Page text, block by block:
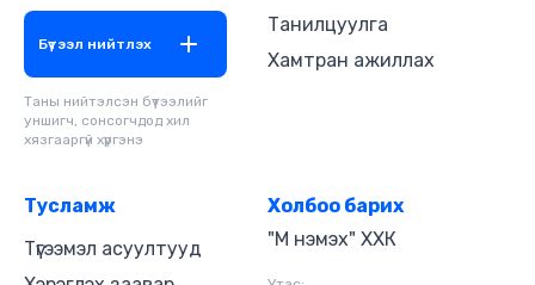
Бүтээл нийтлэх
Таны нийтэлсэн бүтээлийг
уншигч, сонсогчдод хил
хязгааргүй хүргэнэ
Танилцуулга
Хамтран ажиллах
Тусламж
Түгээмэл асуултууд
Холбоо барих
"М нэмэх" ХХК